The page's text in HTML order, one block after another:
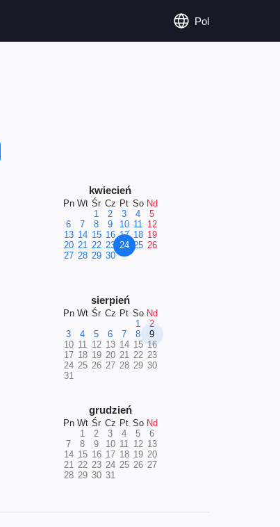
Pol
kwiecień
Pn Wt Śr Cz Pt So Nd
1
2 3 4
5
6
7 8 9 10 11 12
13 14 15 16 17 18 19
20 21 22 23 24 25 26
27 28 29 30
sierpień
Pn Wt Śr Cz Pt So Nd
1
2
3
4 5 6 7 8
9
10 11 12 13 14 15 16
17 18 19 20 21 22 23
24 25 26 27 28 29 30
31
grudzień
Pn Wt Śr Cz Pt So Nd
1
2 3 4 5
6
7
8 9 10 11 12 13
14 15 16 17 18 19 20
21 22 23 24 25 26 27
28 29 30 31